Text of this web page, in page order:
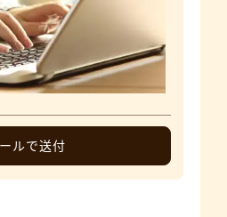
ルで送付